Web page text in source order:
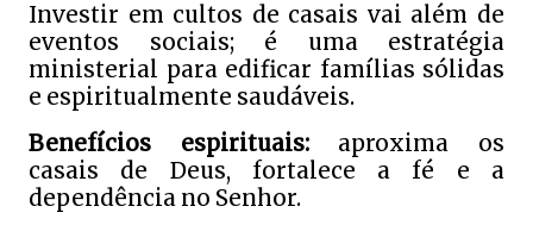
Investir em cultos de casais vai além de
eventos sociais; é uma estratégia
ministerial para edificar famílias sólidas
e espiritualmente saudáveis.
Benefícios espirituais:aproxima os
casais de Deus, fortalece a fé e a
dependência no Senhor.